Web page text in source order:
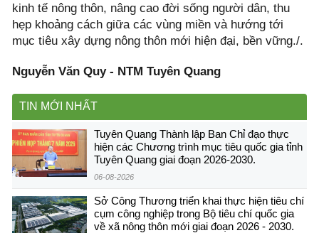
kinh tế nông thôn, nâng cao đời sống người dân, thu
hẹp khoảng cách giữa các vùng miền và hướng tới
mục tiêu xây dựng nông thôn mới hiện đại, bền vững./.
Nguyễn Văn Quy - NTM Tuyên Quang
TIN MỚI NHẤT
Tuyên Quang Thành lập Ban Chỉ đạo thực
hiện các Chương trình mục tiêu quốc gia tỉnh
Tuyên Quang giai đoạn 2026-2030.
06-08-2026
Sở Công Thương triển khai thực hiện tiêu chí
cụm công nghiệp trong Bộ tiêu chí quốc gia
về xã nông thôn mới giai đoạn 2026 - 2030.